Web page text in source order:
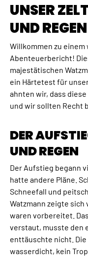
UNSER
UND REGEN
Willkommen zu
Abenteuerbericht!
majestätischen
ein Härtetest für
ahnten wir, dass
und wir sollten Recht
DER
UND REGEN
Der Aufstieg begann
hatte andere Pläne.
Schneefall und
Watzmann zeigte
waren vorbereitet.
verstaut, musste den
enttäuschte nicht.
wasserdicht, kein